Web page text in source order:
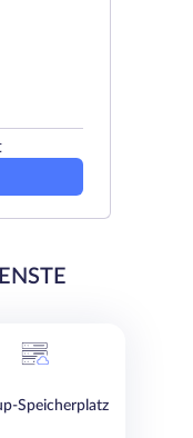
Speicherplatz